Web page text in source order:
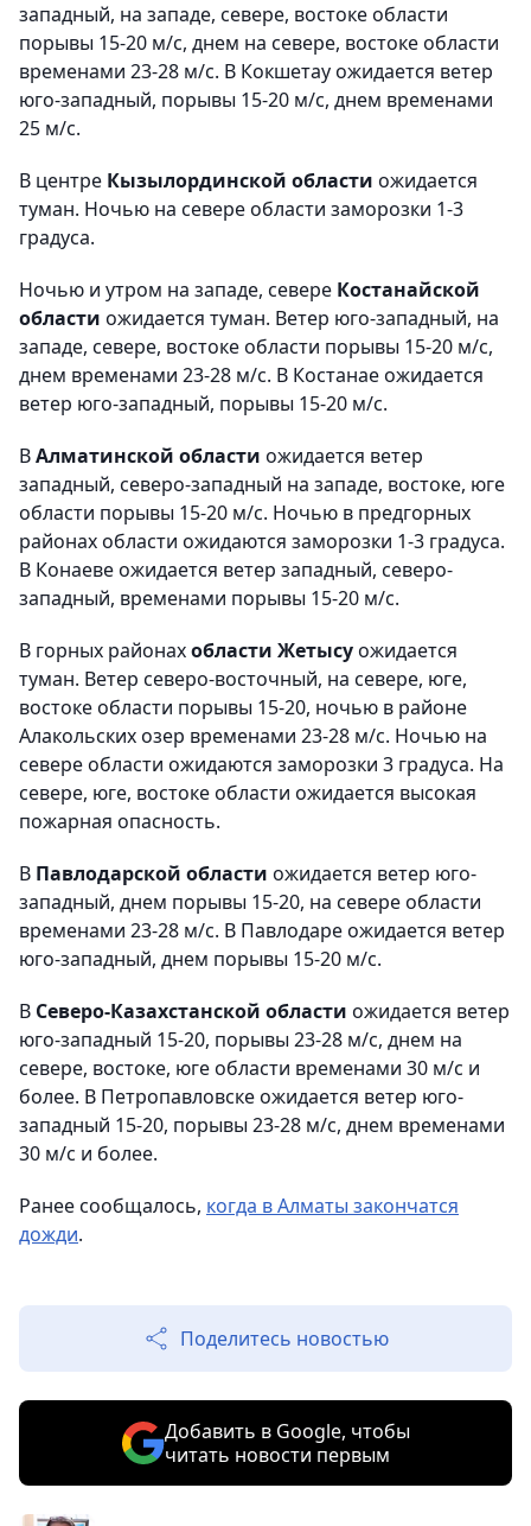
западный, на западе, севере, востоке области
порывы 15-20 м/с, днем на севере, востоке области
временами 23-28 м/с. В Кокшетау ожидается ветер
юго-западный, порывы 15-20 м/с, днем временами
25 м/с.
В центре Кызылординской области ожидается
туман. Ночью на севере области заморозки 1-3
градуса.
Ночью и утром на западе, севере Костанайской
области ожидается туман. Ветер юго-западный, на
западе, севере, востоке области порывы 15-20 м/с,
днем временами 23-28 м/с. В Костанае ожидается
ветер юго-западный, порывы 15-20 м/с.
ВАлматинской области ожидается ветер
западный, северо-западный на западе, востоке, юге
области порывы 15-20 м/с. Ночью в предгорных
районах области ожидаются заморозки 1-3 градуса.
В Конаеве ожидается ветер западный, северо-
западный, временами порывы 15-20 м/с.
В горных районахобласти Жетысуожидается
туман. Ветер северо-восточный, на севере, юге,
востоке области порывы 15-20, ночью в районе
Алакольских озер временами 23-28 м/с. Ночью на
севере области ожидаются заморозки 3 градуса. На
севере, юге, востоке области ожидается высокая
пожарная опасность.
В Павлодарской области ожидается ветер юго-
западный, днем порывы 15-20, на севере области
временами 23-28 м/с. В Павлодаре ожидается ветер
юго-западный, днем порывы 15-20 м/с.
В Северо-Казахстанской области ожидается ветер
юго-западный 15-20, порывы 23-28 м/с, днем на
севере, востоке, юге области временами 30 м/с и
более. В Петропавловске ожидается ветер юго-
западный 15-20, порывы 23-28 м/с, днем временами
30 м/с и более.
Ранее сообщалось, когда в Алматы закончатся
дожди.
Поделитесь новостью
Добавить в Google, чтобы
читать новости первым